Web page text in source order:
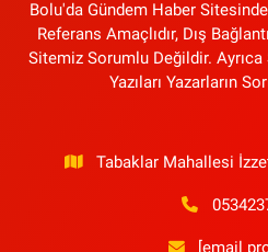
Bolu'da Gündem Haber Sitesinde
Referans Amaçlıdır, Dış
Sitemiz Sorumlu Değildir.
Yazıları Yazarların
Tabaklar Mahallesi
[email